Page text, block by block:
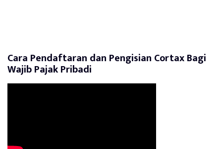
Cara Pendaftaran dan Pengisian Cortax Bagi
Wajib Pajak Pribadi